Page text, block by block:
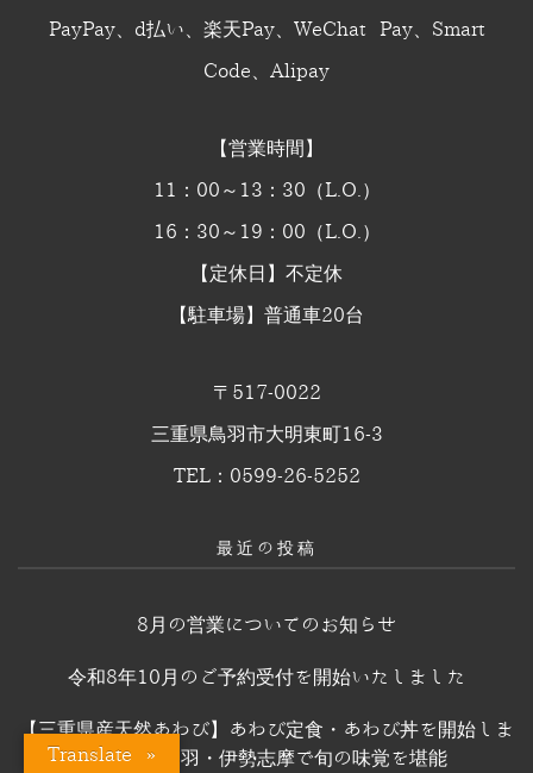
PayPay、d払い、楽天Pay、WeChat Pay、Smart
Code、Alipay
【営業時間】
11：00～13：30（L.O.）
16：30～19：00（L.O.）
【定休日】不定休
【駐車場】普通車20台
〒517-0022
三重県鳥羽市大明東町16-3
TEL：0599-26-5252
最近の投稿
8月の営業についてのお知らせ
令和8年10月のご予約受付を開始いたしました
【三重県産天然あわび】あわび定食・あわび丼を開始しま
した！｜鳥羽・伊勢志摩で旬の味覚を堪能
Translate »